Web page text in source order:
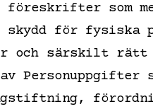
som
skydd för fysiska
och särskilt
Personuppgifter